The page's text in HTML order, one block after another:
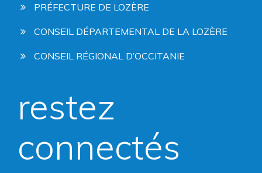
PRÉFECTURE DE LOZÈRE
CONSEIL DÉPARTEMENTAL DE LA LOZÈRE
CONSEIL RÉGIONAL D’OCCITANIE
restez
connectés